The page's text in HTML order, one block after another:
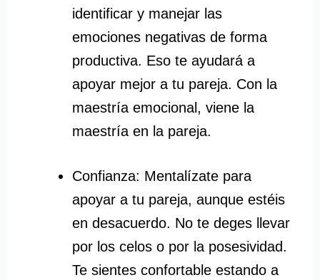
identificar y manejar las
emociones negativas de forma
productiva. Eso te ayudará a
apoyar mejor a tu pareja. Con la
maestría emocional, viene la
maestría en la pareja.
Confianza: Mentalízate para
apoyar a tu pareja, aunque estéis
en desacuerdo. No te deges llevar
por los celos o por la posesividad.
Te sientes confortable estando a